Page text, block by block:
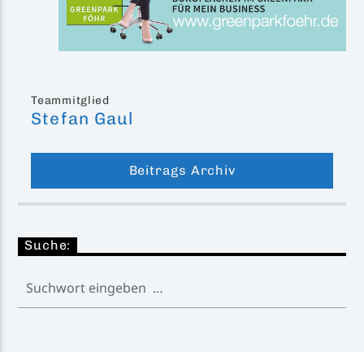
Teammitglied
Stefan Gaul
Beitrags Archiv
Suche: